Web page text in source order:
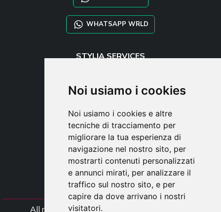
Noi usiamo i cookies
Noi usiamo i cookies e altre
tecniche di tracciamento per
migliorare la tua esperienza di
navigazione nel nostro sito, per
mostrarti contenuti personalizzati
e annunci mirati, per analizzare il
traffico sul nostro sito, e per
capire da dove arrivano i nostri
visitatori.
WHATSAPP WRLD
STYLIA SERVICES
TAYLOR MADE ORDERS
DROPSHIPPING
UTENTE
REGISTRATI
ACCEDI
CARRELLO
All rights Styliafoe s.r.l. © 2025 - Partiva IVA